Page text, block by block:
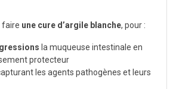
faire une cure d’argile blanche, pour :
la muqueuse intestinale en
protecteur
les agents pathogènes et leurs